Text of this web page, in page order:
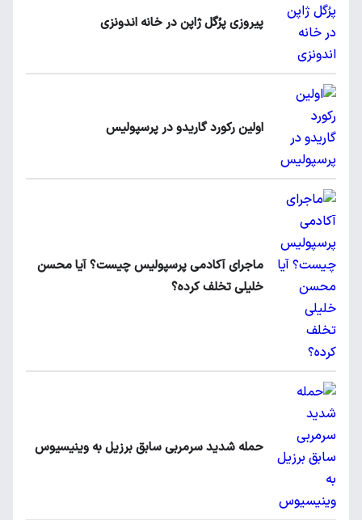
پیروزی پرُگل ژاپن در خانه اندونزی
اولین رکورد گاریدو در پرسپولیس
ماجرای آکادمی پرسپولیس چیست؟ آیا محسن
خلیلی تخلف کرده؟
حمله شدید سرمربی سابق برزیل به وینیسیوس